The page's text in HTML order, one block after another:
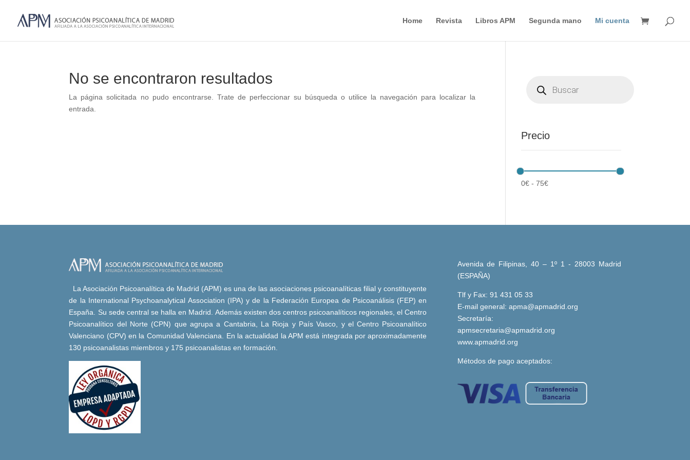
Home Revista Libros APM Segunda mano Mi cuenta
productos
No se encontraron resultados
La página solicitada no pudo encontrarse. Trate de perfeccionar su búsqueda o utilice la navegación para localizar la
entrada.
productos
Precio
0€ -75€
La Asociación Psicoanalítica de Madrid (APM) es una de las asociaciones psicoanalíticas filial y constituyente
de la International Psychoanalytical Association (IPA) y de la Federación Europea de Psicoanálisis (FEP) en
España. Su sede central se halla en Madrid. Además existen dos centros psicoanalíticos regionales, el Centro
Psicoanalítico del Norte (CPN) que agrupa a Cantabria, La Rioja y País Vasco, y el Centro Psicoanalítico
Valenciano (CPV) en la Comunidad Valenciana. En la actualidad la APM está integrada por aproximadamente
130 psicoanalistas miembros y 175 psicoanalistas en formación.
Avenida de Filipinas, 40 – 1º 1 - 28003 Madrid
(ESPAÑA)
Tlf y Fax: 91 431 05 33
E-mail general: apma@apmadrid.org
Secretaría:
apmsecretaria@apmadrid.org
www.apmadrid.org
Métodos de pago aceptados: